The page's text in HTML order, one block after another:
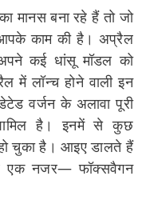
मानस बना रहे हैं तो जो
काम की है। अप्रैल
अपने कई धांसू मॉडल को
में लॉन्च होने वाली इन
वर्जन के अलावा पूरी
है। इनमें से कुछ
चुका है। आइए डालते हैं
एक नजर—फॉक्सवैगन